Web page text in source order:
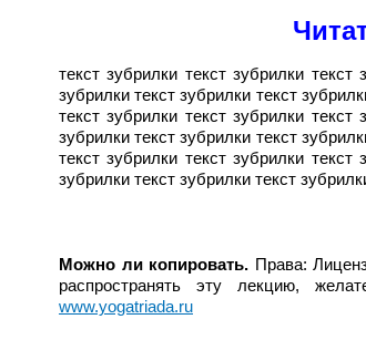
текст зубрилки текст зубрилки текст
зубрилки текст зубрилки текст
текст зубрилки текст зубрилки текст
зубрилки текст зубрилки текст
текст зубрилки текст зубрилки текст
зубрилки текст зубрилки текст
Можно ли копировать. Права:
распространять эту лекцию,
www.yogatriada.ru